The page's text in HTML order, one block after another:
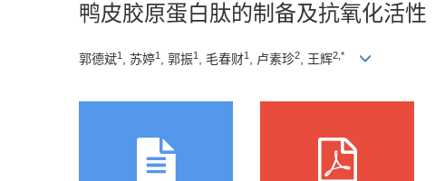
鸭皮胶原蛋白肽的制备及抗氧化活性
郭德斌1 , 苏婷1 , 郭振1 , 毛春财1 , 卢素珍2, 王辉2,*